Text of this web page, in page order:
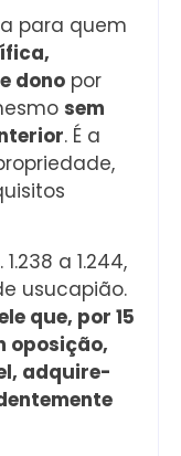
para quem
dono por
sem
. É a
a 1.244,
usucapião.
que, por 15
oposição,
adquire-